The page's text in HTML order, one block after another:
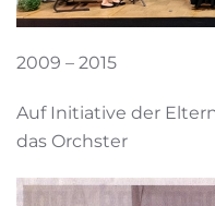
2009 – 2015
Auf Initiative der
das Orchster